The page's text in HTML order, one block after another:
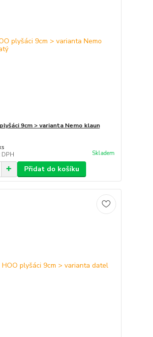
9cm > varianta Nemo klaun
Skladem
Přidat do košíku